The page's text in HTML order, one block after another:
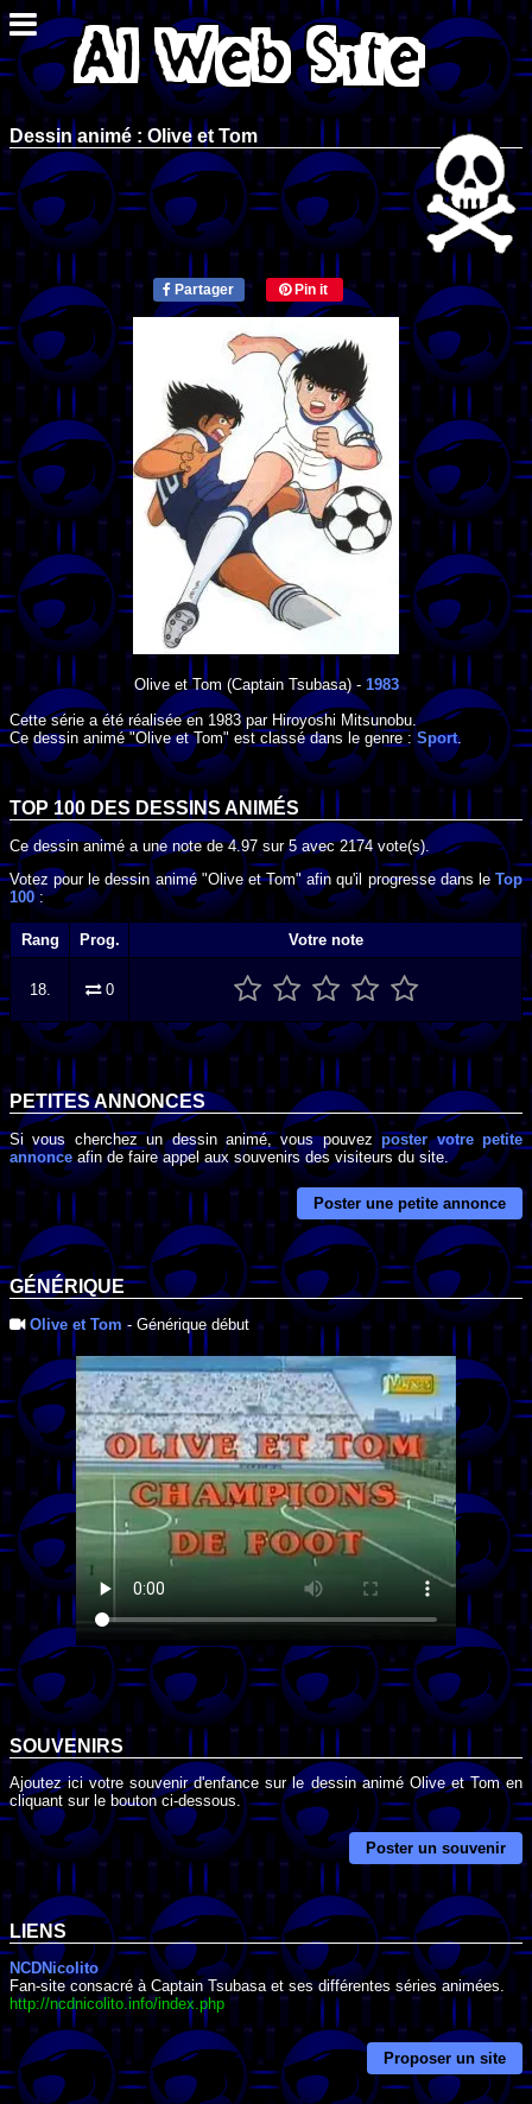
Dessin animé : Olive et Tom
Partager Pin it
Olive et Tom(Captain Tsubasa) -1983
Cette série a été réalisée en 1983par Hiroyoshi Mitsunobu.
Ce dessin animé "Olive et Tom" est classé dans le genre : Sport.
TOP 100 DES DESSINS ANIMÉS
Ce dessin animé a une note de4.97 sur5 avec2174vote(s).
Votez pour le dessin animé "Olive et Tom" afin qu'il progresse dans le Top
100:
Rang Prog. Votre note
18. 0
PETITES ANNONCES
Si vous cherchez un dessin animé, vous pouvezposter votre petite
annonce afin de faire appel aux souvenirs des visiteurs du site.
Poster une petite annonce
GÉNÉRIQUE
Olive et Tom - Générique début
SOUVENIRS
Ajoutez ici votre souvenir d'enfance sur le dessin animé Olive et Tom en
cliquant sur le bouton ci-dessous.
Poster un souvenir
LIENS
NCDNicolito
Fan-site consacré à Captain Tsubasa et ses différentes séries animées.
http://ncdnicolito.info/index.php
Proposer un site